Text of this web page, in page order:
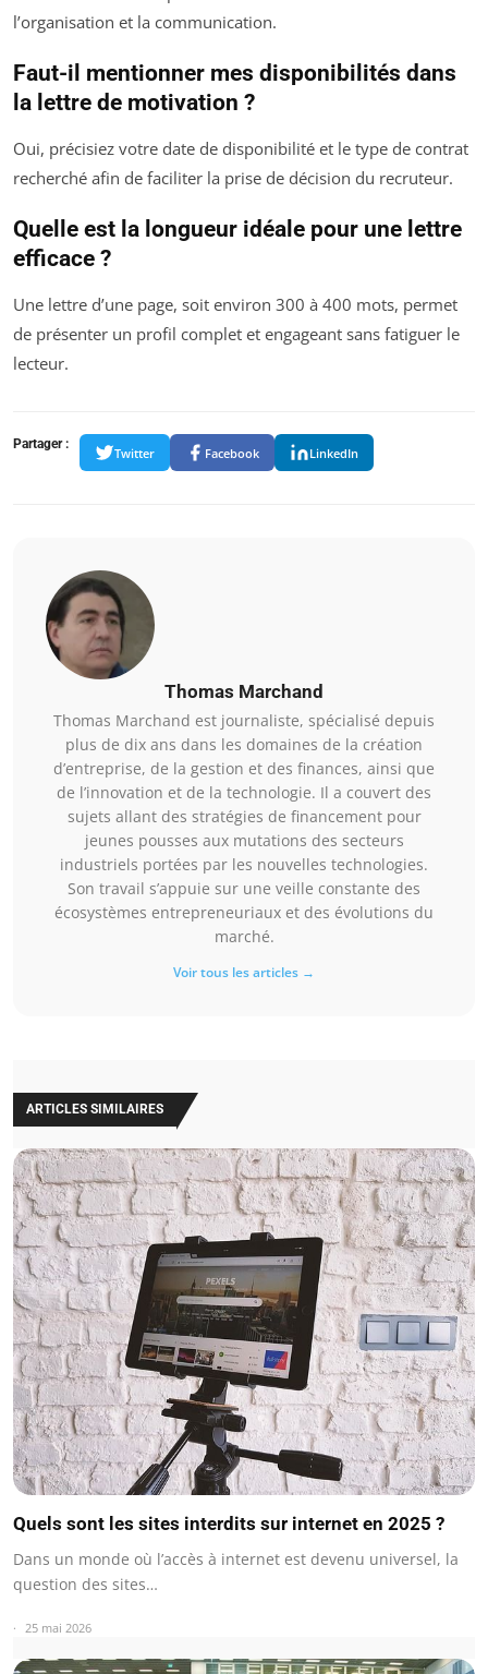
l’organisation et la communication.
Faut-il mentionner mes disponibilités dans
la lettre de motivation ?
Oui, précisiez votre date de disponibilité et le type de contrat
recherché afin de faciliter la prise de décision du recruteur.
Quelle est la longueur idéale pour une lettre
efficace ?
Une lettre d’une page, soit environ 300 à 400 mots, permet
de présenter un profil complet et engageant sans fatiguer le
lecteur.
Partager :
Twitter Facebook LinkedIn
Thomas Marchand
Thomas Marchand est journaliste, spécialisé depuis
plus de dix ans dans les domaines de la création
d’entreprise, de la gestion et des finances, ainsi que
de l’innovation et de la technologie. Il a couvert des
sujets allant des stratégies de financement pour
jeunes pousses aux mutations des secteurs
industriels portées par les nouvelles technologies.
Son travail s’appuie sur une veille constante des
écosystèmes entrepreneuriaux et des évolutions du
marché.
Voir tous les articles →
ARTICLES SIMILAIRES
Quels sont les sites interdits sur internet en 2025 ?
Dans un monde où l’accès à internet est devenu universel, la
question des sites…
25 mai 2026